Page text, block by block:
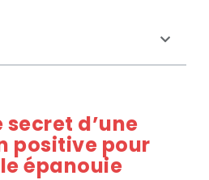
secret d’une
positive pour
épanouie